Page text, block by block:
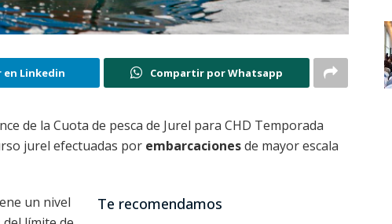
en Linkedin Compartir por Whatsapp
de la Cuota de pesca de Jurel para CHD Temporada
jurel efectuadas por embarcacionesde mayor escala
Te recomendamos
un nivel